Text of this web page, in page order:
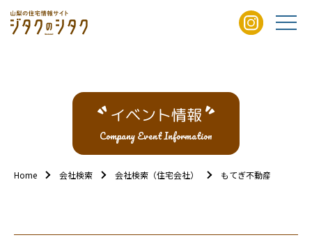
イベント情報
Company Event Information
Home 会社検索 会社検索（住宅会社） もてぎ不動産